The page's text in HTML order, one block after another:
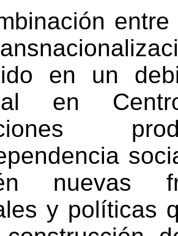
en un
en
nuevas
y políticas